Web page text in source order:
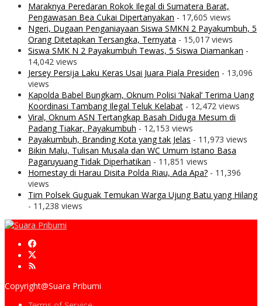
Maraknya Peredaran Rokok Ilegal di Sumatera Barat,
Pengawasan Bea Cukai Dipertanyakan - 17,605 views
Ngeri, Dugaan Penganiayaan Siswa SMKN 2 Payakumbuh, 5
Orang Ditetapkan Tersangka, Ternyata - 15,017 views
Siswa SMK N 2 Payakumbuh Tewas, 5 Siswa Diamankan -
14,042 views
Jersey Persija Laku Keras Usai Juara Piala Presiden - 13,096
views
Kapolda Babel Bungkam, Oknum Polisi ‘Nakal’ Terima Uang
Koordinasi Tambang Ilegal Teluk Kelabat - 12,472 views
Viral, Oknum ASN Tertangkap Basah Diduga Mesum di
Padang Tiakar, Payakumbuh - 12,153 views
Payakumbuh, Branding Kota yang tak Jelas - 11,973 views
Bikin Malu, Tulisan Musala dan WC Umum Istano Basa
Pagaruyuang Tidak Diperhatikan - 11,851 views
Homestay di Harau Disita Polda Riau, Ada Apa? - 11,396
views
Tim Polsek Guguak Temukan Warga Ujung Batu yang Hilang
- 11,238 views
Copyright@Suara Pribumi